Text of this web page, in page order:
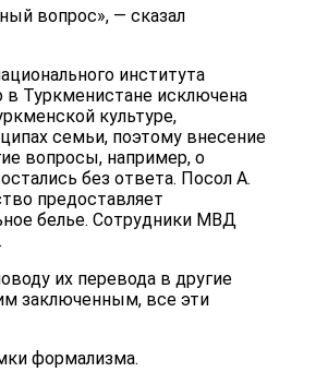
вопрос», — сказал
института
в Туркменистане исключена
культуре,
семьи, поэтому внесение
вопросы, например, о
без ответа. Посол А.
предоставляет
белье. Сотрудники МВД
их перевода в другие
заключенным, все эти
формализма.